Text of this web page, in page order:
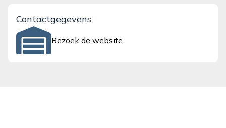
Contactgegevens
Bezoek de website